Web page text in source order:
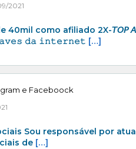
2021
40mil como afiliado 2X-𝘛𝘖𝘗
𝚍𝚊 𝚒𝚗𝚝𝚎𝚛𝚗𝚎𝚝 […]
e Faceboock
Sou responsável por
de […]